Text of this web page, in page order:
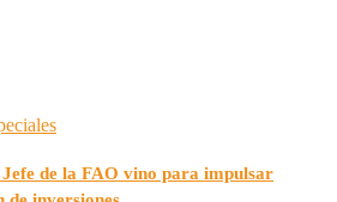
de la FAO vino para impulsar